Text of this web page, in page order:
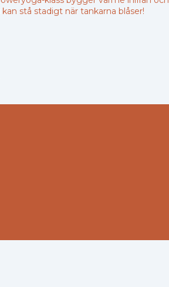
stå stadigt när tankarna blåser!